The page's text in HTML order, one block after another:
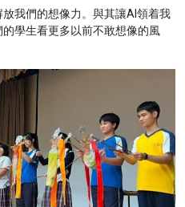
我們的想像力。與其讓AI領着我
學生看更多以前不敢想像的風